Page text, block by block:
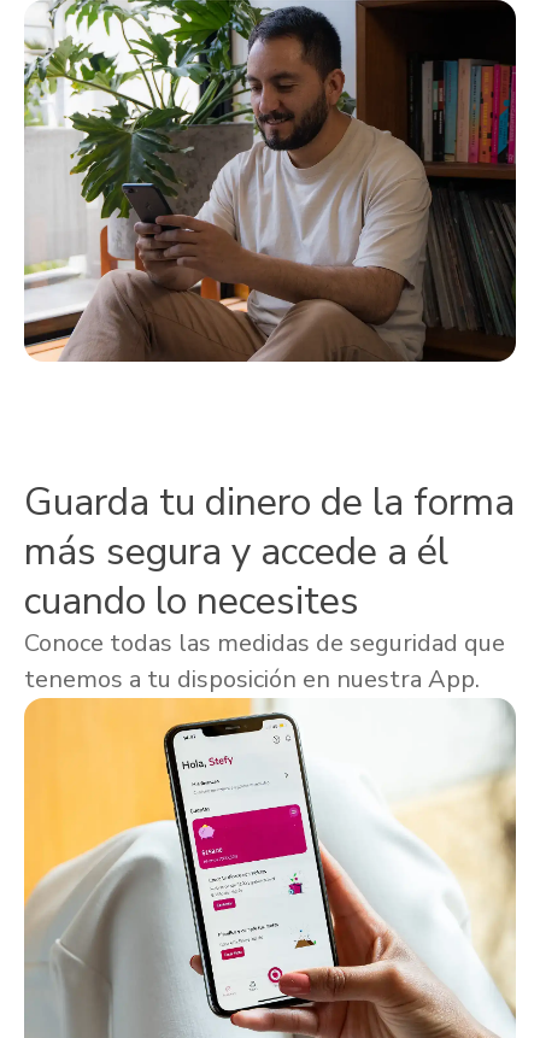
Guarda tu dinero de la forma
más segura y accede a él
cuando lo necesites
Conoce todas las medidas de seguridad que
tenemos a tu disposición en nuestra App.